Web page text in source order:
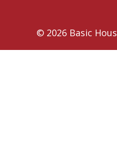
© 2026 Basic